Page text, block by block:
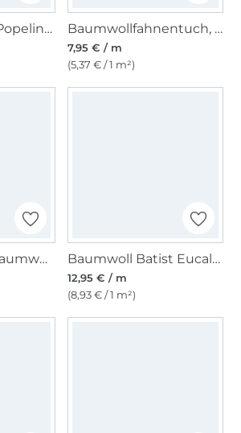
Baumwollstoff Popeline erdbeerrot Baumwollfahnentuch, hellbeige
7,95 € / m
(5,37 € / 1 m²)
Beschichtete Baumwolle Flowers, wollweiss Baumwoll Batist Eucalyptus Leaves, weiss
12,95 € / m
(8,93 € / 1 m²)